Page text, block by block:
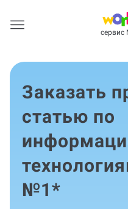
сервис
Заказать
статью по
№1*